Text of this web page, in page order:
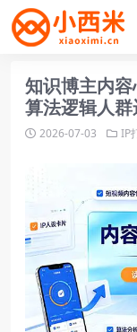
知识博主内
算法逻辑人
2026-07-03 IP